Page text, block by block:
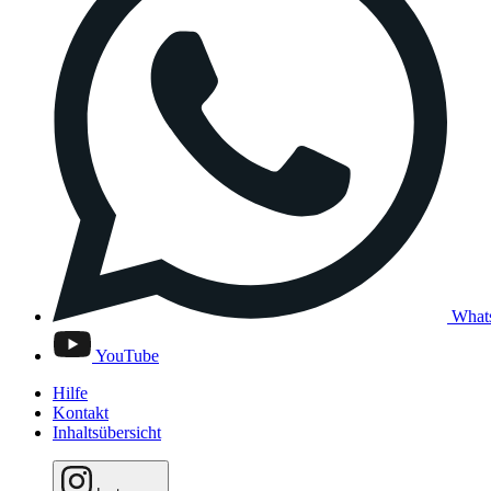
YouTube
Hilfe
Kontakt
Inhaltsübersicht